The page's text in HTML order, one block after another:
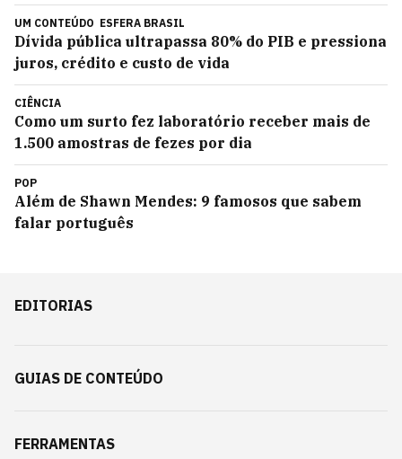
UM CONTEÚDO ESFERA BRASIL
Dívida pública ultrapassa 80% do PIB e pressiona
juros, crédito e custo de vida
CIÊNCIA
Como um surto fez laboratório receber mais de
1.500 amostras de fezes por dia
POP
Além de Shawn Mendes: 9 famosos que sabem
falar português
EDITORIAS
GUIAS DE CONTEÚDO
FERRAMENTAS